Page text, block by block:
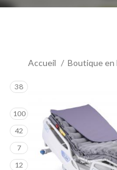
38
100
42
7
12
Accueil Boutique en